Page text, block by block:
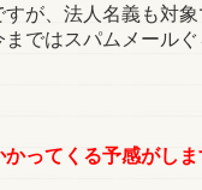
が、法人名義も対
まではスパムメール
ってくる予感がし